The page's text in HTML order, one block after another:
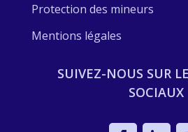
Protection des mineurs
Mentions légales
SUIVEZ-NOUS SUR
SOCIAUX